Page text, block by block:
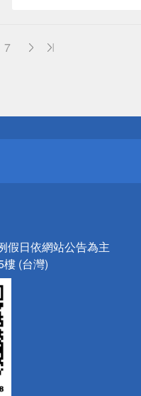
7
假日依網站公告為主
(台灣)